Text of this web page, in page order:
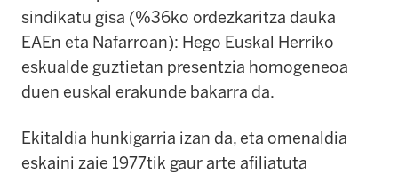
sindikatu gisa (%36ko ordezkaritza dauka
EAEn eta Nafarroan): Hego Euskal Herriko
eskualde guztietan presentzia homogeneoa
duen euskal erakunde bakarra da.
Ekitaldia hunkigarria izan da, eta omenaldia
eskaini zaie 1977tik gaur arte afiliatuta